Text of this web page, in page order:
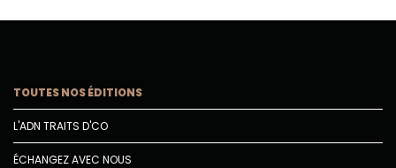
TOUTES NOS ÉDITIONS
L'ADN TRAITS D'CO
ÉCHANGEZ AVEC NOUS